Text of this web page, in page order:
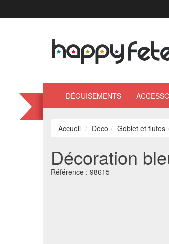
DÉGUISEMENTS
Accueil Déco Goblet et flutes
Décoration
Référence : 98615